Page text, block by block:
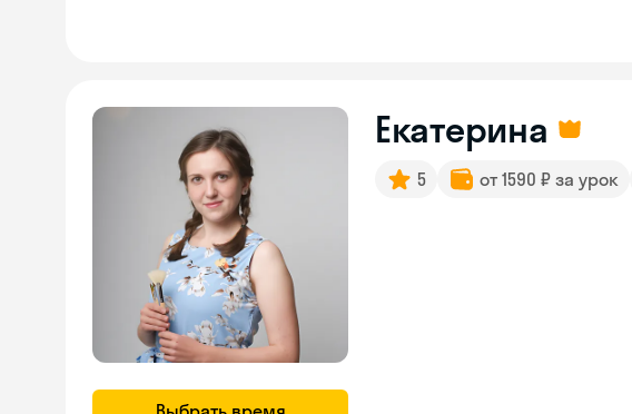
Екатерина
5 от 1590 ₽ за урок